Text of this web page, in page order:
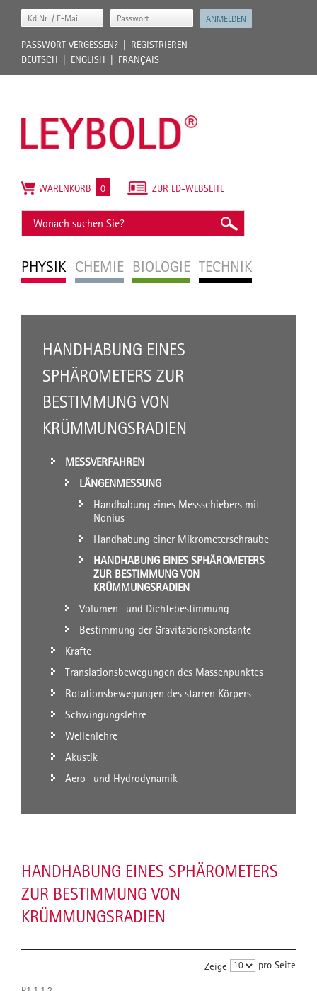
PASSWORT VERGESSEN?
REGISTRIEREN
DEUTSCH
ENGLISH FRANÇAIS
PHYSIK CHEMIE BIOLOGIE TECHNIK
ZUR LD-WEBSEITE
WARENKORB 0
HANDHABUNG EINES
SPHÄROMETERS ZUR
BESTIMMUNG VON
KRÜMMUNGSRADIEN
MESSVERFAHREN
LÄNGENMESSUNG
Handhabung eines Messschiebers mit
Nonius
Handhabung einer Mikrometerschraube
HANDHABUNG EINES SPHÄROMETERS
ZUR BESTIMMUNG VON
KRÜMMUNGSRADIEN
Volumen- und Dichtebestimmung
Bestimmung der Gravitationskonstante
Kräfte
Translationsbewegungen des Massenpunktes
Rotationsbewegungen des starren Körpers
Schwingungslehre
Wellenlehre
Akustik
Aero- und Hydrodynamik
HANDHABUNG EINES SPHÄROMETERS
ZUR BESTIMMUNG VON
KRÜMMUNGSRADIEN
Zeige pro Seite